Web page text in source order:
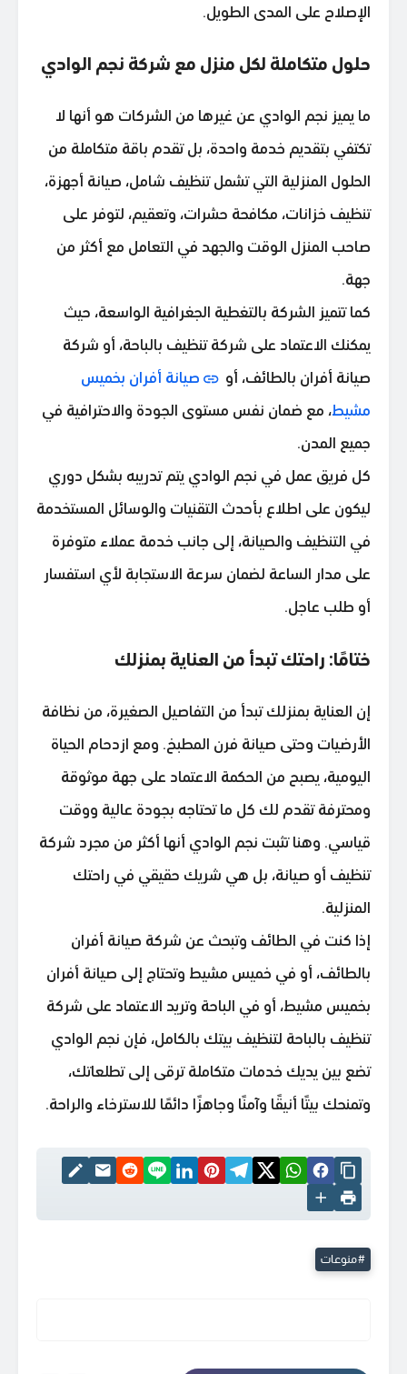
الإصلاح على المدى الطويل.
حلول متكاملة لكل منزل مع شركة نجم الوادي
ما يميز نجم الوادي عن غيرها من الشركات هو أنها لا
تكتفي بتقديم خدمة واحدة، بل تقدم باقة متكاملة من
الحلول المنزلية التي تشمل تنظيف شامل، صيانة أجهزة،
تنظيف خزانات، مكافحة حشرات، وتعقيم، لتوفر على
صاحب المنزل الوقت والجهد في التعامل مع أكثر من
جهة.
كما تتميز الشركة بالتغطية الجغرافية الواسعة، حيث
يمكنك الاعتماد على شركة تنظيف بالباحة، أو شركة
صيانة أفران بالطائف، أو
صيانة أفران بخميس
مشيط، مع ضمان نفس مستوى الجودة والاحترافية في
جميع المدن.
كل فريق عمل في نجم الوادي يتم تدريبه بشكل دوري
ليكون على اطلاع بأحدث التقنيات والوسائل المستخدمة
في التنظيف والصيانة، إلى جانب خدمة عملاء متوفرة
على مدار الساعة لضمان سرعة الاستجابة لأي استفسار
أو طلب عاجل.
ختامًا: راحتك تبدأ من العناية بمنزلك
إن العناية بمنزلك تبدأ من التفاصيل الصغيرة، من نظافة
الأرضيات وحتى صيانة فرن المطبخ. ومع ازدحام الحياة
اليومية، يصبح من الحكمة الاعتماد على جهة موثوقة
ومحترفة تقدم لك كل ما تحتاجه بجودة عالية ووقت
قياسي. وهنا تثبت نجم الوادي أنها أكثر من مجرد شركة
تنظيف أو صيانة، بل هي شريك حقيقي في راحتك
المنزلية.
إذا كنت في الطائف وتبحث عن شركة صيانة أفران
بالطائف، أو في خميس مشيط وتحتاج إلى صيانة أفران
بخميس مشيط، أو في الباحة وتريد الاعتماد على شركة
تنظيف بالباحة لتنظيف بيتك بالكامل، فإن نجم الوادي
تضع بين يديك خدمات متكاملة ترقى إلى تطلعاتك،
وتمنحك بيتًا أنيقًا وآمنًا وجاهزًا دائمًا للاسترخاء والراحة.
منوعات